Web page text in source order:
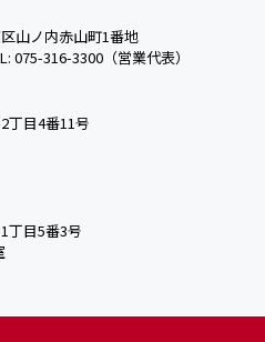
山ノ内赤山町1番地
075-316-3300（営業代表）
丁目4番11号
1丁目5番3号